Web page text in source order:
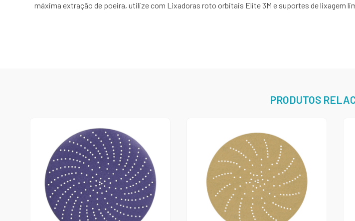
máxima extração de poeira, utilize com Lixadoras roto orbitais Elite 3M e suportes de lixagem
PRODUTOS